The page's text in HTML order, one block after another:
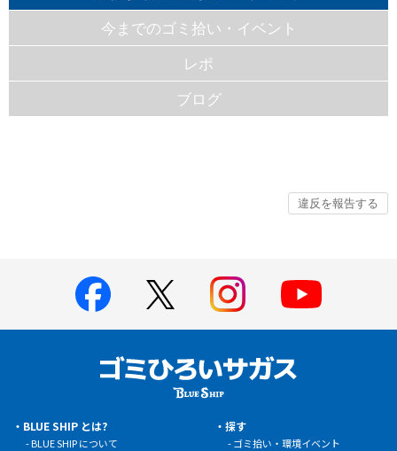
今までのゴミ拾い・イベント
レポ
ブログ
BLUE SHIP とは?
BLUE SHIP について
探す
ゴミ拾い・環境イベント